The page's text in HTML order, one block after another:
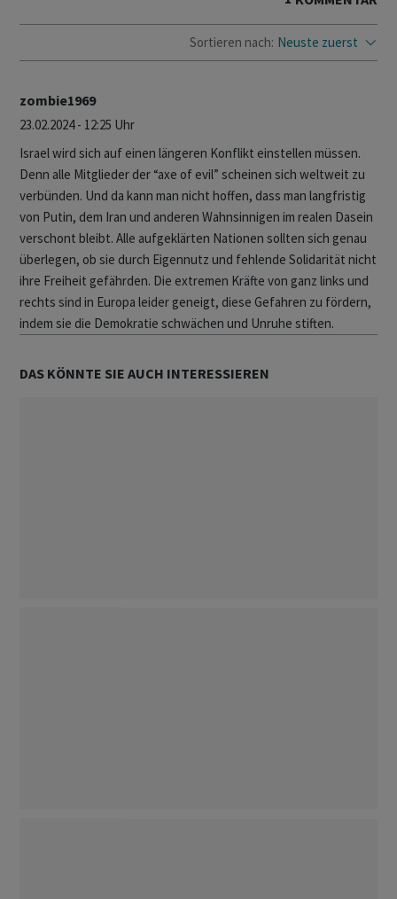
Sortieren nach: Neuste zuerst
zombie1969
23.02.2024 - 12:25 Uhr
Israel wird sich auf einen längeren Konflikt einstellen müssen.
Denn alle Mitglieder der “axe of evil” scheinen sich weltweit zu
verbünden. Und da kann man nicht hoffen, dass man langfristig
von Putin, dem Iran und anderen Wahnsinnigen im realen Dasein
verschont bleibt. Alle aufgeklärten Nationen sollten sich genau
überlegen, ob sie durch Eigennutz und fehlende Solidarität nicht
ihre Freiheit gefährden. Die extremen Kräfte von ganz links und
rechts sind in Europa leider geneigt, diese Gefahren zu fördern,
indem sie die Demokratie schwächen und Unruhe stiften.
DAS KÖNNTE SIE AUCH INTERESSIEREN